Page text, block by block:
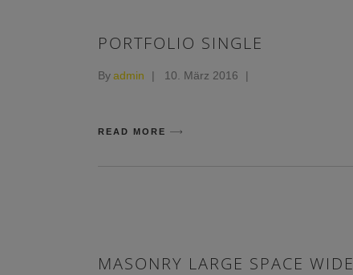
PORTFOLIO SINGLE
Byadmin 10. März 2016
READ MORE
MASONRY LARGE SPACE WIDE